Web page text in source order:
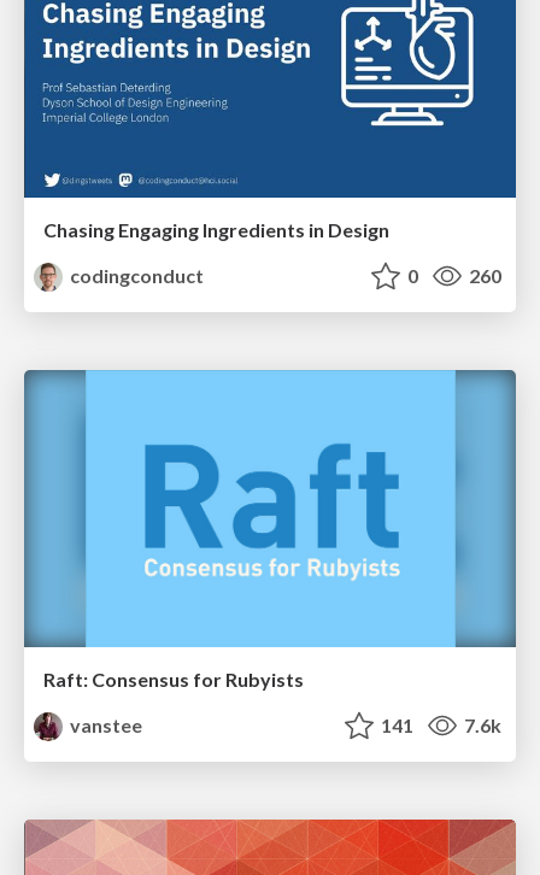
Chasing Engaging Ingredients in Design
codingconduct
0 260
Raft: Consensus for Rubyists
vanstee
141 7.6k